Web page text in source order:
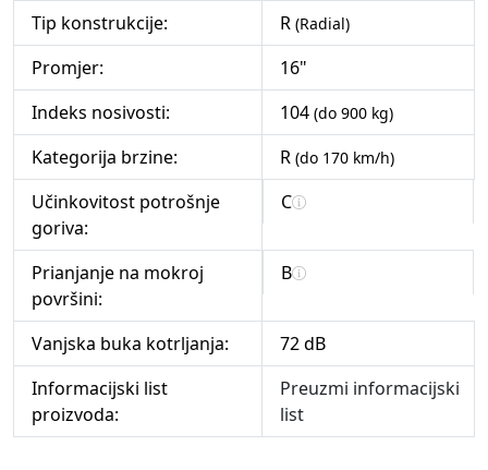
Tip konstrukcije: R (Radial)
Promjer:
16"
Indeks nosivosti:
104 (do 900 kg)
Kategorija brzine: R (do 170 km/h)
Učinkovitost potrošnje
goriva:
C
Prianjanje na mokroj
površini:
B
Vanjska buka kotrljanja:
72 dB
Informacijski list
proizvoda:
Preuzmi informacijski
list